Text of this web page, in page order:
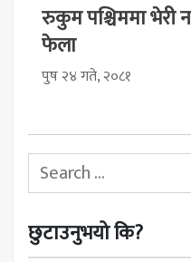
रुकुम पश्चिममा भेरी
फेला
पुष २४ गते, २०८१
Search for:
छुटाउनुभयो कि?